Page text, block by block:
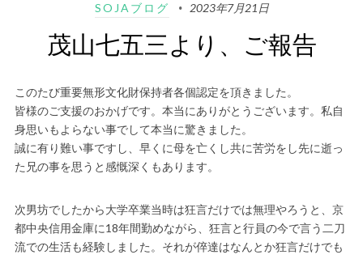
SOJAブログ 2023年7月21日
茂山七五三より、ご報告
このたび重要無形文化財保持者各個認定を頂きました。
皆様のご支援のおかげです。本当にありがとうございます。私自
身思いもよらない事でして本当に驚きました。
誠に有り難い事ですし、早くに母を亡くし共に苦労をし先に逝っ
た兄の事を思うと感慨深くもあります。
次男坊でしたから大学卒業当時は狂言だけでは無理やろうと、京
都中央信用金庫に18年間勤めながら、狂言と行員の今で言う二刀
流での生活も経験しました。それが倅達はなんとか狂言だけでも